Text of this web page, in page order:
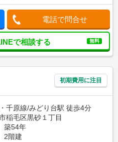
電話で問合せ
で相談する 無料
初期費用に注目
千原線/みどり台駅 徒歩4分
稲毛区黒砂１丁目
築54年
2階建